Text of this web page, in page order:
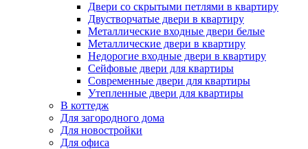
Двери со скрытыми петлями в квартиру
Двустворчатые двери в квартиру
Металлические входные двери белые
Металлические двери в квартиру
Недорогие входные двери в квартиру
Сейфовые двери для квартиры
Современные двери для квартиры
Утепленные двери для квартиры
В коттедж
Для загородного дома
Для новостройки
Для офиса